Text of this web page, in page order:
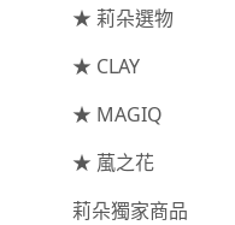
-
蘭花⧸大理花
康乃馨
其他主花
繡球花
- 金字塔繡球花
捧花架⧸吊架
藤圈⧸注連繩
提籃
★ 莉朵選物
★ CLAY
★ MAGIQ
★ 葻之花
莉朵獨家商品